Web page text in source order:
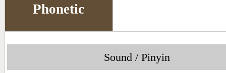
Phonetic
Sound / Pinyin